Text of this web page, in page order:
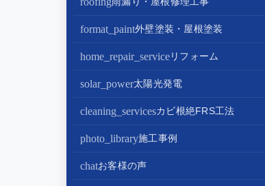
屋根修理・屋根工事
屋根カバー工法
屋根葺き替え・葺き直し
format_paint外壁塗装・屋根塗装
外壁塗装
屋根塗装
屋根塗装+外壁塗装がお得
home_repair_serviceリフォーム
キッチンリフォーム
バスルームリフォーム
トイレリフォーム
solar_power太陽光発電
太陽光パネル設置
蓄電池設置
cleaning_servicesカビ根絶FRS工法
photo_library施工事例
chatお客様の声